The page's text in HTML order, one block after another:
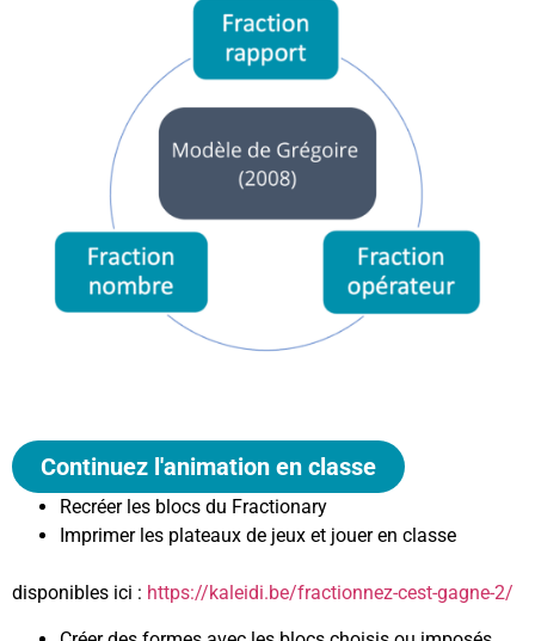
Continuez l'animation en classe
Recréer les blocs du Fractionary
Imprimer les plateaux de jeux et jouer en classe
disponibles ici : https://kaleidi.be/fractionnez-cest-gagne-2/